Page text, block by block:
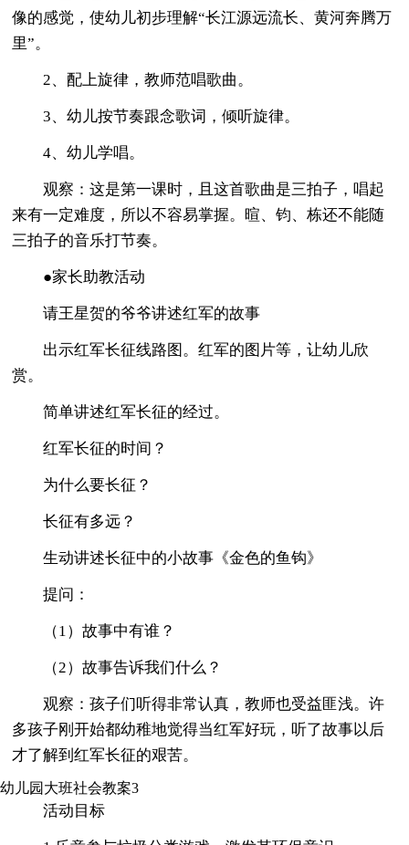
像的感觉，使幼儿初步理解“长江源远流长、黄河奔腾万
里”。
2、配上旋律，教师范唱歌曲。
3、幼儿按节奏跟念歌词，倾听旋律。
4、幼儿学唱。
观察：这是第一课时，且这首歌曲是三拍子，唱起
来有一定难度，所以不容易掌握。暄、钧、栋还不能随
三拍子的音乐打节奏。
●家长助教活动
请王星贺的爷爷讲述红军的故事
出示红军长征线路图。红军的图片等，让幼儿欣
赏。
简单讲述红军长征的经过。
红军长征的时间？
为什么要长征？
长征有多远？
生动讲述长征中的小故事《金色的鱼钩》
提问：
（1）故事中有谁？
（2）故事告诉我们什么？
观察：孩子们听得非常认真，教师也受益匪浅。许
多孩子刚开始都幼稚地觉得当红军好玩，听了故事以后
才了解到红军长征的艰苦。
幼儿园大班社会教案3
活动目标